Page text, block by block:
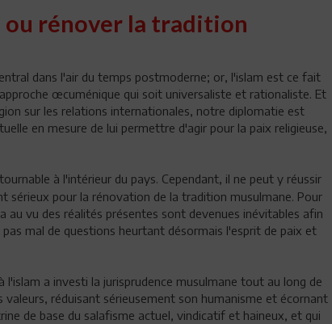
ou rénover la tradition
dans l'air du temps postmoderne; or, l'islam est ce fait
œcuménique qui soit universaliste et rationaliste. Et
sur les relations internationales, notre diplomatie est
en mesure de lui permettre d'agir pour la paix religieuse,
à l'intérieur du pays. Cependant, il ne peut y réussir
sérieux pour la rénovation de la tradition musulmane. Pour
au vu des réalités présentes sont devenues inévitables afin
mal de questions heurtant désormais l'esprit de paix et
a investi la jurisprudence musulmane tout au long de
réduisant sérieusement son humanisme et écornant
de base du salafisme actuel, vindicatif et haineux, et qui